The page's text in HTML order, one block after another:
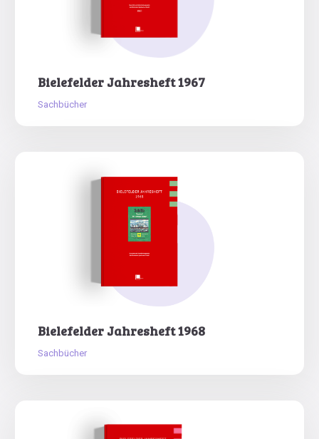
Bielefelder Jahresheft 1967
Sachbücher
Bielefelder Jahresheft 1968
Sachbücher